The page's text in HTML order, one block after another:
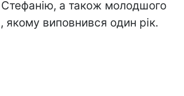
а також молодшого
якому виповнився один рік.